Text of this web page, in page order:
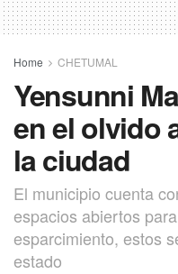
Home CHETUMAL
Yensunni
en el olvido
la ciudad
El municipio cuenta
espacios abiertos
esparcimiento, estos
estado